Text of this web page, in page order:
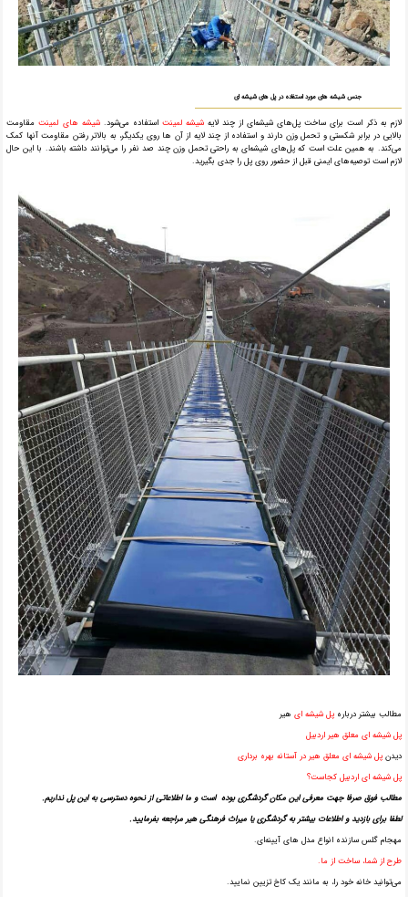
جنس شیشه های مورد استفاده در پل های شیشه ای
لازم به ذکر است برای ساخت پل‌های شیشه‌ای از چند لایهشیشه لمینت استفاده می‌شود.شیشه های لمینتمقاومت
بالایی در برابر شکستی و تحمل وزن دارند و استفاده از چند لایه از آن ها روی یکدیگر، به بالاتر رفتن مقاومت آنها کمک
می‌کند. به همین علت است که پل‌های شیشه‌ای به راحتی تحمل وزن چند صد نفر را می‌توانند داشته باشند. با این حال
لازم است توصیه‌های ایمنی قبل از حضور روی پل را جدی بگیرید.
مطالب بیشتر دربارهپل شیشه ای هیر
پل شیشه ای معلق هیر اردبیل
دیدنپل شیشه ای معلق هیر در آستانه بهره برداری
پل شیشه ای اردبیل کجاست؟
مطالب فوق صرفا جهت معرفی این مکان گردشگری بوده است و ما اطلاعاتی از نحوه دسترسی به این پل نداریم.
لطفا برای بازدید و اطلاعات بیشتر به گردشگری یا میراث فرهنگی هیر مراجعه بفرمایید.
مهجام گلس سازنده انواع مدل های آیینه‌ای.
طرح از شما، ساخت از ما.
می‌توانید خانه خود را، به مانند یک کاخ تزیین نمایید.